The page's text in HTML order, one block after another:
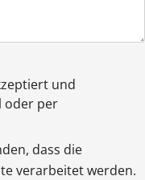
und
oder per
dass die
verarbeitet werden.